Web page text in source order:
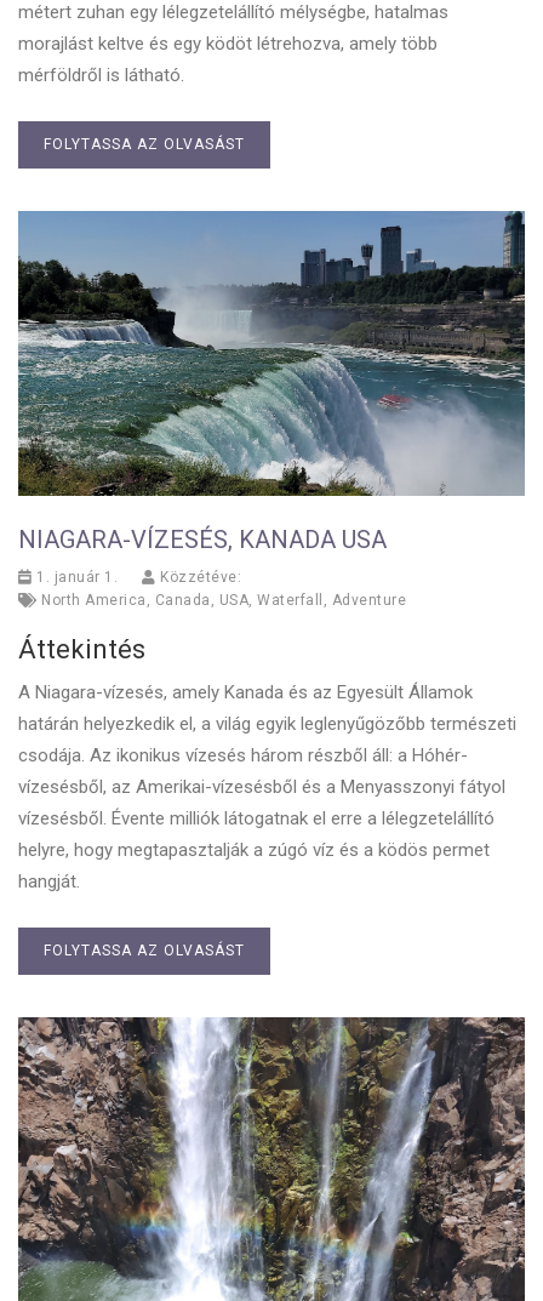
métert zuhan egy lélegzetelállító mélységbe, hatalmas
morajlást keltve és egy ködöt létrehozva, amely több
mérföldről is látható.
FOLYTASSA AZ OLVASÁST
NIAGARA-VÍZESÉS, KANADA USA
1. január 1.
Közzétéve:
North America , Canada , USA, Waterfall , Adventure
Áttekintés
A Niagara-vízesés, amely Kanada és az Egyesült Államok
határán helyezkedik el, a világ egyik leglenyűgözőbb természeti
csodája. Az ikonikus vízesés három részből áll: a Hóhér-
vízesésből, az Amerikai-vízesésből és a Menyasszonyi fátyol
vízesésből. Évente milliók látogatnak el erre a lélegzetelállító
helyre, hogy megtapasztalják a zúgó víz és a ködös permet
hangját.
FOLYTASSA AZ OLVASÁST